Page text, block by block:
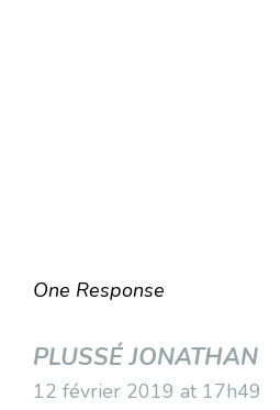
One Response
PLUSSÉ JONATHAN
12 février 2019 at 17h49